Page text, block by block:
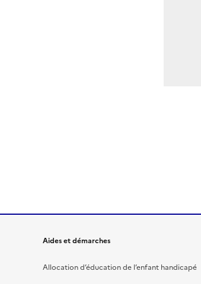
Aides et démarches
Allocation d’éducation de l’enfant handicapé